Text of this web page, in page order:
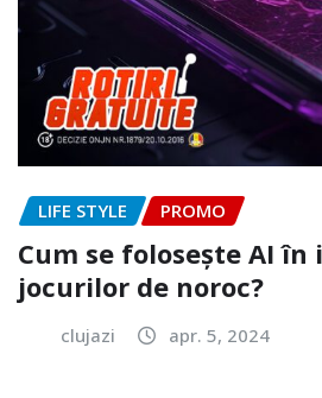
LIFE STYLE PROMO
Cum se folosește AI
jocurilor de noroc?
clujazi apr. 5, 2024